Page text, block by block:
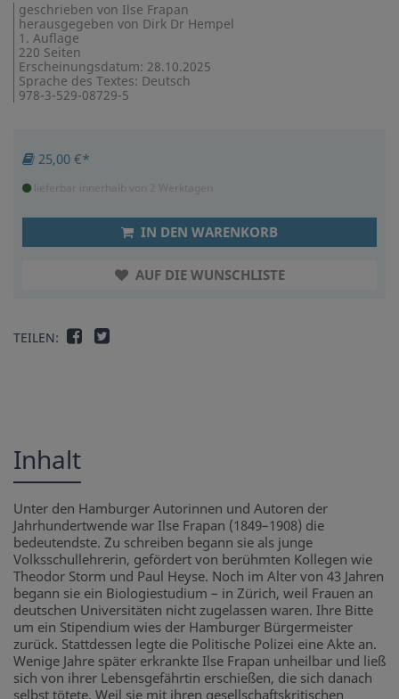
geschrieben von Ilse Frapan
herausgegeben von Dirk Dr Hempel
1. Auflage
220 Seiten
Erscheinungsdatum: 28.10.2025
Sprache des Textes: Deutsch
978-3-529-08729-5
25,00 €*
lieferbar innerhalb von 2 Werktagen
IN DEN WARENKORB
AUF DIE WUNSCHLISTE
TEILEN:
Inhalt
Unter den Hamburger Autorinnen und Autoren der
Jahrhundertwende war Ilse Frapan (1849–1908) die
bedeutendste. Zu schreiben begann sie als junge
Volksschullehrerin, gefördert von berühmten Kollegen wie
Theodor Storm und Paul Heyse. Noch im Alter von 43 Jahren
begann sie ein Biologiestudium – in Zürich, weil Frauen an
deutschen Universitäten nicht zugelassen waren. Ihre Bitte
um ein Stipendium wies der Hamburger Bürgermeister
zurück. Stattdessen legte die Politische Polizei eine Akte an.
Wenige Jahre später erkrankte Ilse Frapan unheilbar und ließ
sich von ihrer Lebensgefährtin erschießen, die sich danach
selbst tötete. Weil sie mit ihren gesellschaftskritischen